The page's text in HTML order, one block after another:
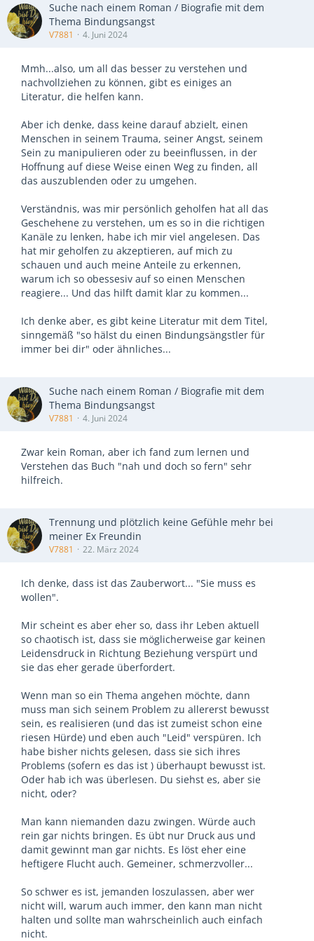
Suche nach einem Roman / Biografie mit dem
Thema Bindungsangst
V7881 4. Juni 2024
Mmh...also, um all das besser zu verstehen und
nachvollziehen zu können, gibt es einiges an
Literatur, die helfen kann.
Aber ich denke, dass keine darauf abzielt, einen
Menschen in seinem Trauma, seiner Angst, seinem
Sein zu manipulieren oder zu beeinflussen, in der
Hoffnung auf diese Weise einen Weg zu finden, all
das auszublenden oder zu umgehen.
Verständnis, was mir persönlich geholfen hat all das
Geschehene zu verstehen, um es so in die richtigen
Kanäle zu lenken, habe ich mir viel angelesen. Das
hat mir geholfen zu akzeptieren, auf mich zu
schauen und auch meine Anteile zu erkennen,
warum ich so obessesiv auf so einen Menschen
reagiere... Und das hilft damit klar zu kommen...
Ich denke aber, es gibt keine Literatur mit dem Titel,
sinngemäß "so hälst du einen Bindungsängstler für
immer bei dir" oder ähnliches...
Suche nach einem Roman / Biografie mit dem
Thema Bindungsangst
V7881 4. Juni 2024
Zwar kein Roman, aber ich fand zum lernen und
Verstehen das Buch "nah und doch so fern" sehr
hilfreich.
Trennung und plötzlich keine Gefühle mehr bei
meiner Ex Freundin
V7881 22. März 2024
Ich denke, dass ist das Zauberwort... "Sie muss es
wollen".
Mir scheint es aber eher so, dass ihr Leben aktuell
so chaotisch ist, dass sie möglicherweise gar keinen
Leidensdruck in Richtung Beziehung verspürt und
sie das eher gerade überfordert.
Wenn man so ein Thema angehen möchte, dann
muss man sich seinem Problem zu allererst bewusst
sein, es realisieren (und das ist zumeist schon eine
riesen Hürde) und eben auch "Leid" verspüren. Ich
habe bisher nichts gelesen, dass sie sich ihres
Problems (sofern es das ist ) überhaupt bewusst ist.
Oder hab ich was überlesen. Du siehst es, aber sie
nicht, oder?
Man kann niemanden dazu zwingen. Würde auch
rein gar nichts bringen. Es übt nur Druck aus und
damit gewinnt man gar nichts. Es löst eher eine
heftigere Flucht auch. Gemeiner, schmerzvoller...
So schwer es ist, jemanden loszulassen, aber wer
nicht will, warum auch immer, den kann man nicht
halten und sollte man wahrscheinlich auch einfach
nicht.